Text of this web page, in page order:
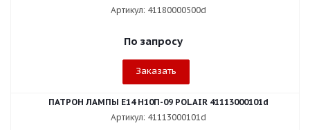
Артикул: 41180000500d
По запросу
Заказать
ПАТРОН ЛАМПЫ Е14 Н10П-09 POLAIR 41113000101d
Артикул: 41113000101d